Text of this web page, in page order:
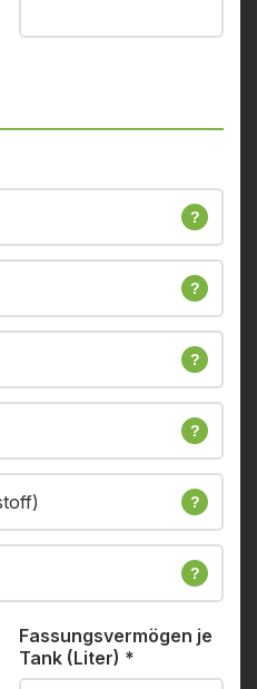
?
?
?
?
?
?
Fassungsvermögen je
Tank (Liter) *